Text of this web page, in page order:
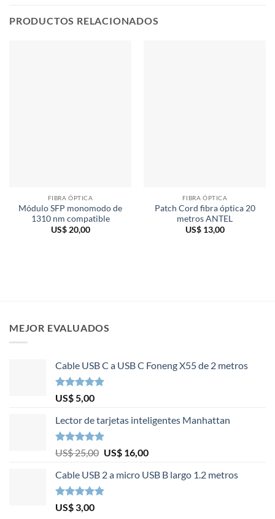
PRODUCTOS RELACIONADOS
FIBRA ÓPTICA
Módulo SFP monomodo de
1310 nm compatible
US$20,00
FIBRA ÓPTICA
Patch Cord fibra óptica 20
metros ANTEL
US$13,00
MEJOR EVALUADOS
Cable USB C a USB C Foneng X55 de 2 metros
Valorado en
5.00
de 5
US$5,00
Lector de tarjetas inteligentes Manhattan
Valorado en
5.00
de 5
US$25,00 El
original
era:
US$16,00El
actual
Cable USB 2 a micro USB B largo 1.2 metros
Valorado en
5.00
de 5
US$ 3,00